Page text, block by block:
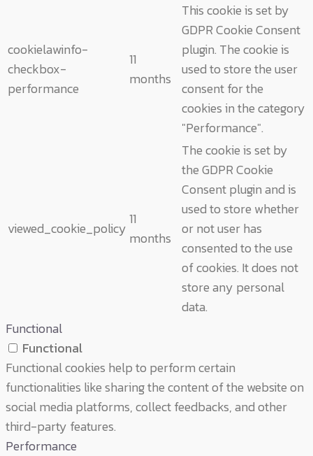
cookielawinfo-
checkbox-
performance
11
months
This cookie is set by
GDPR Cookie Consent
plugin. The cookie is
used to store the user
consent for the
cookies in the category
"Performance".
viewed_cookie_policy
11
months
The cookie is set by
the GDPR Cookie
Consent plugin and is
used to store whether
or not user has
consented to the use
of cookies. It does not
store any personal
data.
Functional
Functional
Functional cookies help to perform certain
functionalities like sharing the content of the website on
social media platforms, collect feedbacks, and other
third-party features.
Performance